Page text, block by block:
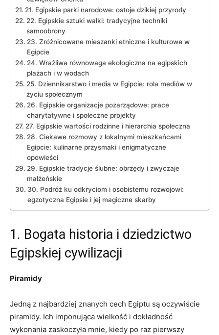
21.​ Egipskie parki narodowe: ostoje dzikiej‍ przyrody
22. Egipskie sztuki walki: tradycyjne techniki
samoobrony
23. Zróżnicowane‍ mieszanki etniczne i⁣ kulturowe w
Egipcie
24. Wrażliwa równowaga ekologiczna na egipskich
plażach i w wodach
25. Dziennikarstwo i media w Egipcie: rola mediów w
życiu społecznym
26. ​Egipskie organizacje pozarządowe:⁣ prace
charytatywne i społeczne ⁢projekty
27. Egipskie wartości rodzinne i⁤ hierarchia ‍społeczna
28. ⁤Ciekawe​ rozmowy z lokalnymi mieszkańcami‌
Egipcie: kulinarne przysmaki ‌i enigmatyczne
opowieści
29. Egipskie tradycje ślubne: ⁢obrzędy ‍i zwyczaje
małżeńskie
30. Podróż ku ⁤odkryciom i osobistemu rozwojowi:
egzotyczna Egipsie i⁢ jej magiczne skarby
1. ⁢Bogata historia i​ dziedzictwo
Egipskiej cywilizacji
Piramidy
Jedną z najbardziej ⁢znanych cech Egiptu są oczywiście
piramidy. Ich imponująca⁣ wielkość i dokładność
wykonania zaskoczyła mnie, kiedy po raz ‌pierwszy